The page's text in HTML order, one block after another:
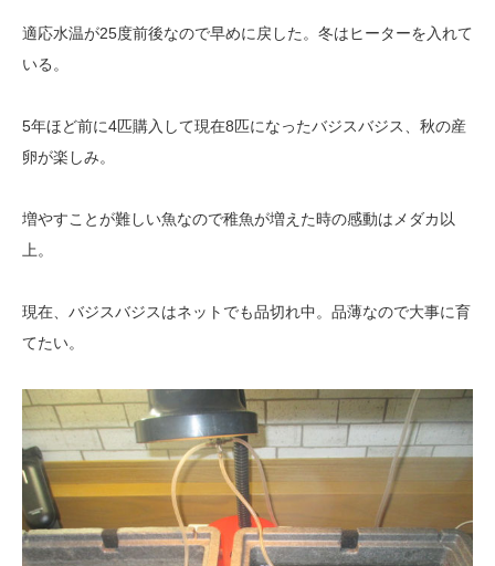
適応水温が25度前後なので早めに戻した。冬はヒーターを入れて
いる。
5年ほど前に4匹購入して現在8匹になったバジスバジス、秋の産
卵が楽しみ。
増やすことが難しい魚なので稚魚が増えた時の感動はメダカ以
上。
現在、バジスバジスはネットでも品切れ中。品薄なので大事に育
てたい。